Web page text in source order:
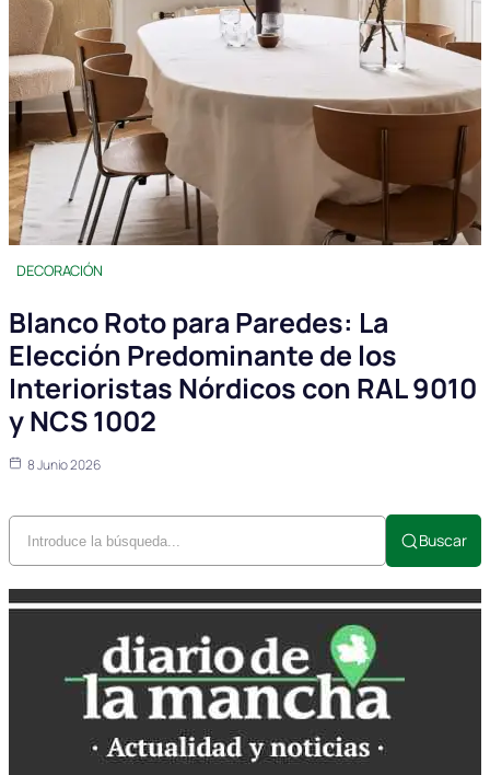
DECORACIÓN
Blanco Roto para Paredes: La
Elección Predominante de los
Interioristas Nórdicos con RAL 9010
y NCS 1002
8 Junio 2026
Buscar